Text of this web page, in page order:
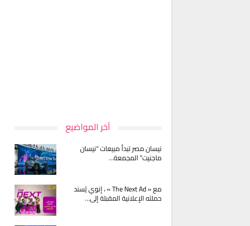
آخر المواضيع
نيسان مصر تبدأ مبيعات “نيسان
ماجنيت” المجمعة…
مع « The Next Ad » ، إنوي يُسند
حملته الإعلانية المقبلة إلى…